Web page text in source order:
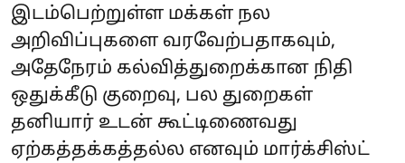
இடம்பெற்றுள்ள மக்கள் நல
அறிவிப்புகளை வரவேற்பதாகவும்,
அதேநேரம் கல்வித்துறைக்கான நிதி
ஒதுக்கீடு குறைவு, பல துறைகள்
தனியார் உடன் கூட்டிணைவது
ஏற்கத்தக்கத்தல்ல எனவும் மார்க்சிஸ்ட்